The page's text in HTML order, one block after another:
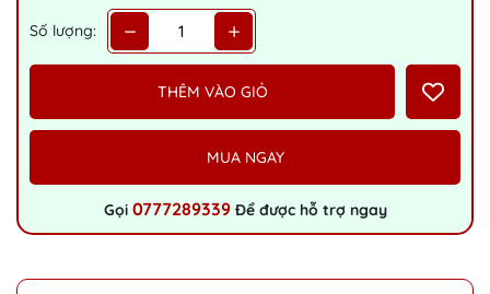
Số lượng:
THÊM VÀO GIỎ
MUA NGAY
Gọi 0777289339 Để được hỗ trợ ngay